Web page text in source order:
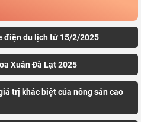
điện du lịch từ 15/2/2025
Xuân Đà Lạt 2025
trị khác biệt của nông sản cao